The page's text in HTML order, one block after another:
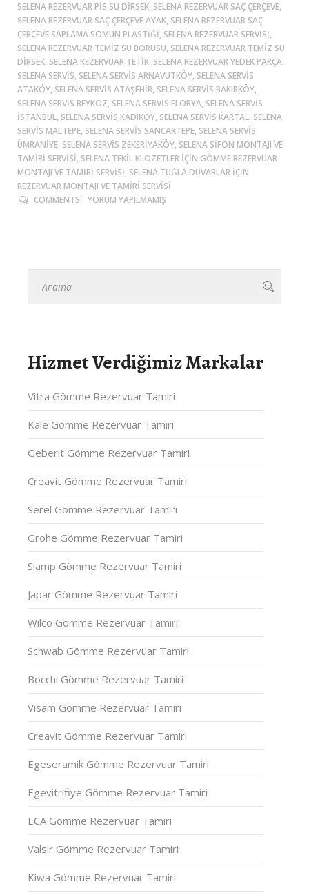
SELENA REZERVUAR PIS SU DIRSEK, SELENA REZERVUAR SAÇ ÇERÇEVE,
SELENA REZERVUAR SAÇ ÇERÇEVE AYAK, SELENA REZERVUAR SAÇ
ÇERÇEVE SAPLAMA SOMUN PLASTIĞI, SELENA REZERVUAR SERVISI,
SELENA REZERVUAR TEMIZ SU BORUSU, SELENA REZERVUAR TEMIZ SU
DIRSEK, SELENA REZERVUAR TETIK, SELENA REZERVUAR YEDEK PARÇA,
SELENA SERVIS, SELENA SERVIS ARNAVUTKÖY, SELENA SERVIS
ATAKÖY, SELENA SERVIS ATAŞEHIR, SELENA SERVIS BAKIRKÖY,
SELENA SERVIS BEYKOZ, SELENA SERVIS FLORYA, SELENA SERVIS
ISTANBUL, SELENA SERVIS KADIKÖY, SELENA SERVIS KARTAL, SELENA
SERVIS MALTEPE, SELENA SERVIS SANCAKTEPE, SELENA SERVIS
ÜMRANIYE, SELENA SERVIS ZEKERIYAKÖY, SELENA SIFON MONTAJI VE
TAMIRI SERVISI, SELENA TEKIL KLOZETLER IÇIN GÖMME REZERVUAR
MONTAJI VE TAMIRI SERVISI, SELENA TUĞLA DUVARLAR IÇIN
REZERVUAR MONTAJI VE TAMIRI SERVISI
COMMENTS: YORUM YAPILMAMIŞ
Hizmet Verdiğimiz Markalar
Vitra Gömme Rezervuar Tamiri
Kale Gömme Rezervuar Tamiri
Geberit Gömme Rezervuar Tamiri
Creavit Gömme Rezervuar Tamiri
Serel Gömme Rezervuar Tamiri
Grohe Gömme Rezervuar Tamiri
Siamp Gömme Rezervuar Tamiri
Japar Gömme Rezervuar Tamiri
Wilco Gömme Rezervuar Tamiri
Schwab Gömme Rezervuar Tamiri
Bocchi Gömme Rezervuar Tamiri
Visam Gömme Rezervuar Tamiri
Creavit Gömme Rezervuar Tamiri
Egeseramik Gömme Rezervuar Tamiri
Egevitrifiye Gömme Rezervuar Tamiri
ECA Gömme Rezervuar Tamiri
Valsir Gömme Rezervuar Tamiri
Kiwa Gömme Rezervuar Tamiri